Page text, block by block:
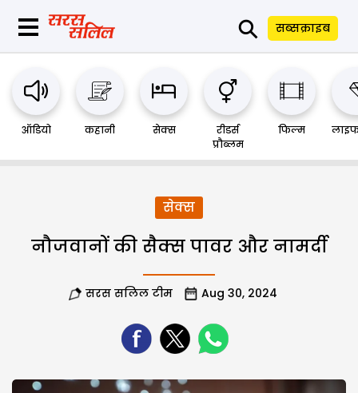
⚲ सब्सक्राइब
ऑडियो कहानी सेक्स
रीडर्स
प्रौब्लम
फिल्म
सेक्स
नौजवानों की सैक्स पावर और नामर्दी
सरस सलिल टीम Aug 30, 2024